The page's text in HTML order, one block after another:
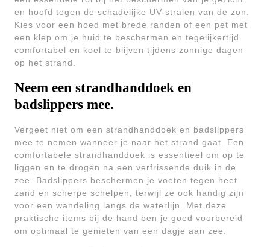
en hoofd tegen de schadelijke UV-stralen van de zon.
Kies voor een hoed met brede randen of een pet met
een klep om je huid te beschermen en tegelijkertijd
comfortabel en koel te blijven tijdens zonnige dagen
op het strand.
Neem een strandhanddoek en
badslippers mee.
Vergeet niet om een strandhanddoek en badslippers
mee te nemen wanneer je naar het strand gaat. Een
comfortabele strandhanddoek is essentieel om op te
liggen en te drogen na een verfrissende duik in de
zee. Badslippers beschermen je voeten tegen heet
zand en scherpe schelpen, terwijl ze ook handig zijn
voor een wandeling langs de waterlijn. Met deze
praktische items bij de hand ben je goed voorbereid
om optimaal te genieten van een dagje aan zee.